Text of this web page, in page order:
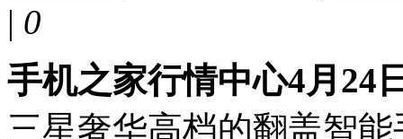
| 0
手机之家行情中心4月24
三星奢华高档的翻盖智